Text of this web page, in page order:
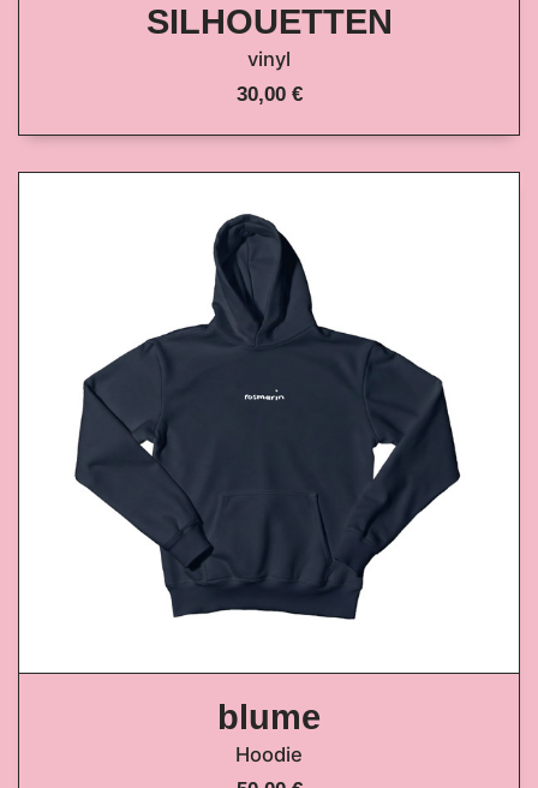
SILHOUETTEN
vinyl
30,00 €
blume
Hoodie